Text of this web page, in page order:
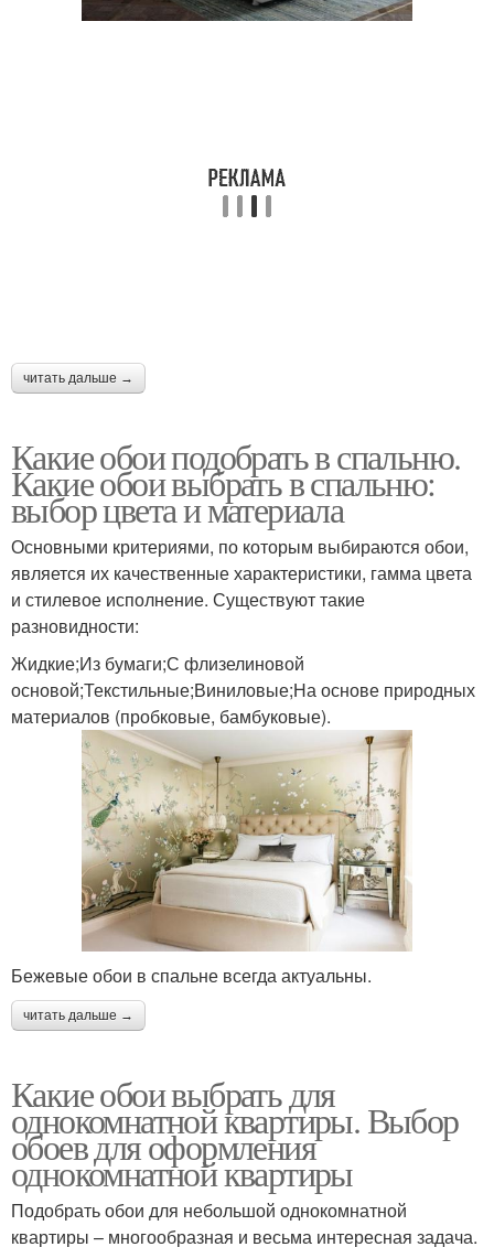
читать дальше →
Какие обои подобрать в спальню.
Какие обои выбрать в спальню:
выбор цвета и материала
Основными критериями, по которым выбираются обои,
является их качественные характеристики, гамма цвета
и стилевое исполнение. Существуют такие
разновидности:
Жидкие;Из бумаги;С флизелиновой
основой;Текстильные;Виниловые;На основе природных
материалов (пробковые, бамбуковые).
Бежевые обои в спальне всегда актуальны.
читать дальше →
Какие обои выбрать для
однокомнатной квартиры. Выбор
обоев для оформления
однокомнатной квартиры
Подобрать обои для небольшой однокомнатной
квартиры – многообразная и весьма интересная задача.